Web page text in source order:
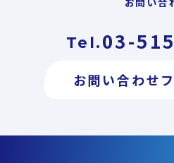
Tel. 03-
お問い合わせ